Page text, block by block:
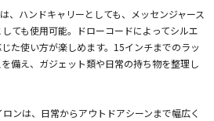
、ハンドキャリーとしても、メッセンジャース
ても使用可能。ドローコードによってシルエ
た使い方が楽しめます。15インチまでのラッ
備え、ガジェット類や日常の持ち物を整理し
ンは、日常からアウトドアシーンまで幅広く